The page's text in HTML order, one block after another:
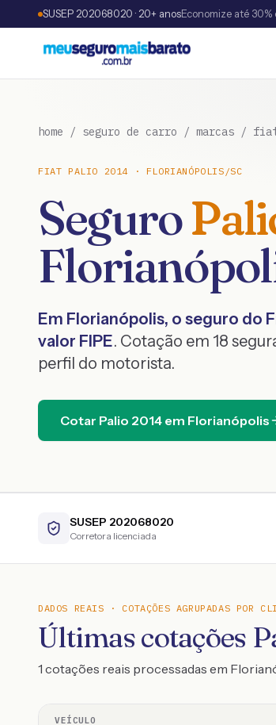
SUSEP 202068020 · 20+ anosEconomize até
home / seguro de carro / marcas /
FIAT PALIO 2014 · FLORIANÓPOLIS /SC
Seguro
Em Florianópolis, o seguro do
valor FIPE. Cotação em 18
perfil do motorista.
Cotar Palio 2014 em Florianópolis
SUSEP 202068020
Corretora licenciada
DADOS REAIS · COTAÇÕES AGRUPADAS POR
Últimas cotações
1 cotações reais processadas em
VEÍCULO